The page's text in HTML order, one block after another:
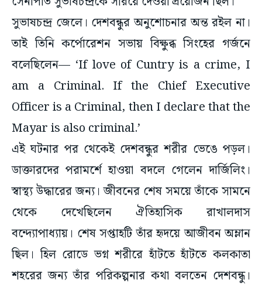
সুভাষচন্দ্র জেলে। দেশবন্ধুর অনুশোচনার অন্ত রইল না।
তাই তিনি কর্পোরেশন সভায় বিক্ষুব্ধ সিংহের গর্জনে
বলেছিলেন— ‘If love of Cuntry is a crime, I
am a Criminal. If the Chief Executive
Officer is a Criminal, then I declare that the
Mayar is also criminal.’
এই ঘটনার পর থেকেই দেশবন্ধুর শরীর ভেঙে পড়ল।
ডাক্তারদের পরামর্শে হাওয়া বদলে গেলেন দার্জিলিং।
স্বাস্থ্য উদ্ধারের জন্য। জীবনের শেষ সময়ে তাঁকে সামনে
থেকে দেখেছিলেন ঐতিহাসিক রাখালদাস
বন্দ্যোপাধ্যায়। শেষ সপ্তাহটি তাঁর হৃদয়ে আজীবন অম্লান
ছিল। হিল রোডে ভগ্ন শরীরে হাঁটতে হাঁটতে কলকাতা
শহরের জন্য তাঁর পরিকল্পনার কথা বলতেন দেশবন্ধু।